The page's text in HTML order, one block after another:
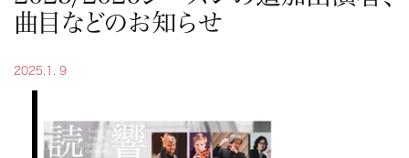
曲目などのお知らせ
2025.1. 9